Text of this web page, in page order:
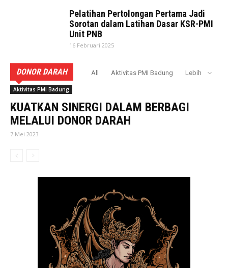
Pelatihan Pertolongan Pertama Jadi
Sorotan dalam Latihan Dasar KSR-PMI
Unit PNB
16 Februari 2025
DONOR DARAH All Aktivitas PMI Badung Lebih
Aktivitas PMI Badung
KUATKAN SINERGI DALAM BERBAGI
MELALUI DONOR DARAH
7 Mei 2023